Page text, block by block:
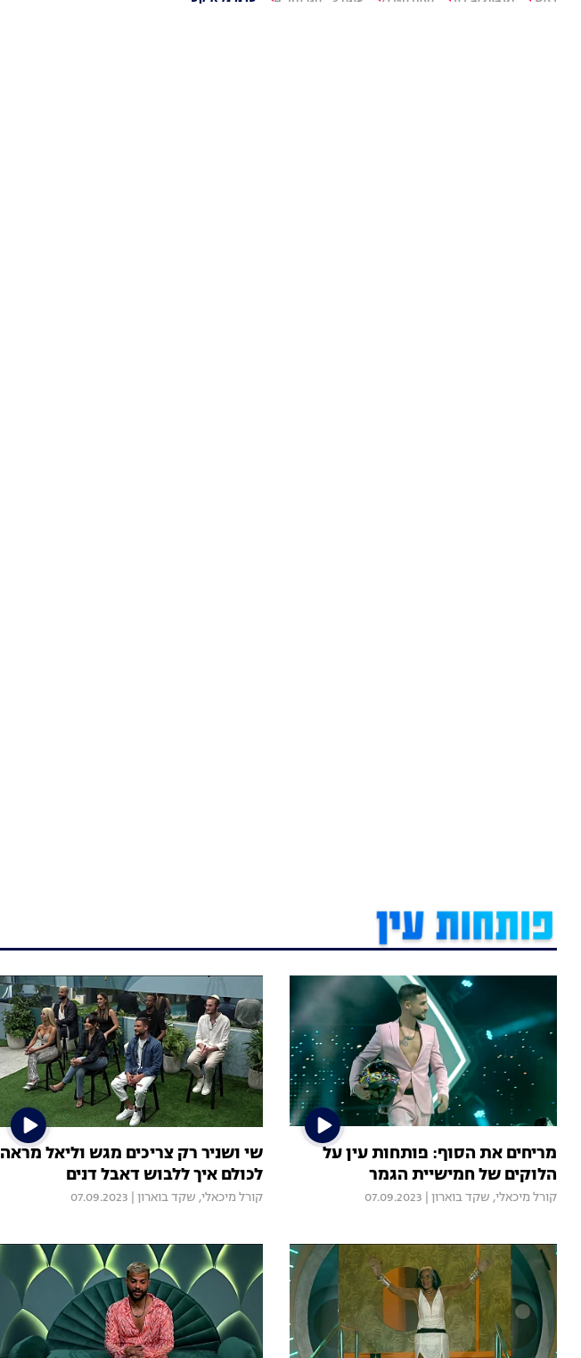
מריחים את הסוף: פותחות עין על
הלוקים של חמישיית הגמר
קורל מיכאלי, שקד בוארון 07.09.2023
שי ושניר רק צריכים מגש וליאל מראה
לכולם איך ללבוש דאבל דנים
קורל מיכאלי, שקד בוארון 07.09.2023